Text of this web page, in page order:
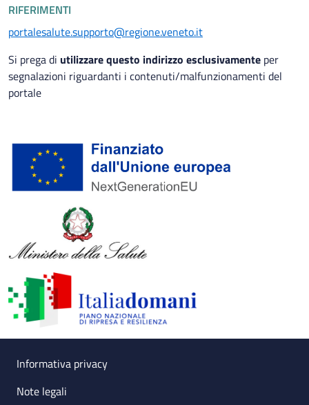
RIFERIMENTI
portalesalute.supporto@regione.veneto.it
Si prega di utilizzare questo indirizzo esclusivamente per
segnalazioni riguardanti i contenuti/malfunzionamenti del
portale
Small prints
Useful links section
Informativa privacy
Note legali